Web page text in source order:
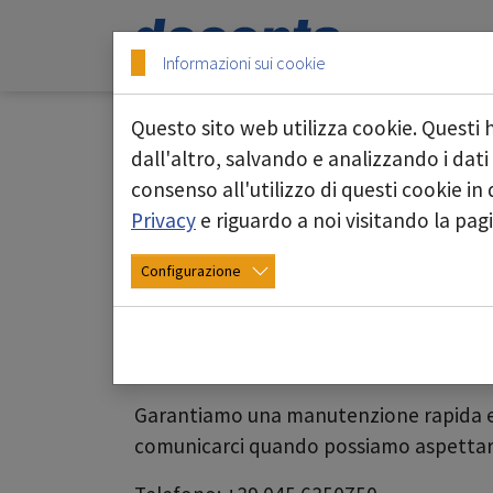
Skip to main content
Skip to page footer
Manutenzione:
deconta
deconta offre un servizio completo di
che possiate sempre contare sui nostri
La maggior parte degli apparecchi
comportare la sostituzione dei
Garantiamo una manutenzione
comunicarci quando possiamo
Informazioni sui cookie
Questo sito web utilizza cookie.
dall'altro, salvando e analizzando i
consenso all'utilizzo di questi cookie
Privacy e riguardo a noi visitando la
Configurazione